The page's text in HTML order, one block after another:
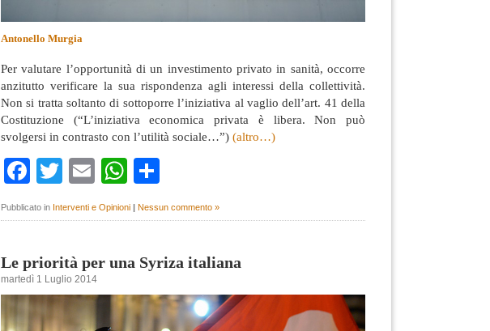
Antonello Murgia
Per valutare l’opportunità di un investimento privato in sanità, occorre
anzitutto verificare la sua rispondenza agli interessi della collettività.
Non si tratta soltanto di sottoporre l’iniziativa al vaglio dell’art. 41 della
Costituzione (“L’iniziativa economica privata è libera. Non può
svolgersi in contrasto con l’utilità sociale…”) (altro…)
Facebook
Twitter
EmailWhatsApp
Pubblicato in Interventi e Opinioni | Nessun commento »
Le priorità per una Syriza italiana
martedì 1 Luglio 2014